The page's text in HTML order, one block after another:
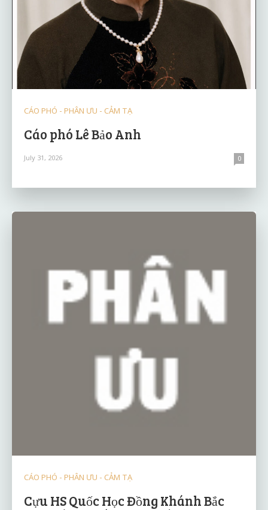
CÁO PHÓ - PHÂN ƯU - CẢM TẠ
Cáo phó Lê Bảo Anh
July 31, 2026 0
CÁO PHÓ - PHÂN ƯU - CẢM TẠ
Cựu HS Quốc Học Đồng Khánh Bắc